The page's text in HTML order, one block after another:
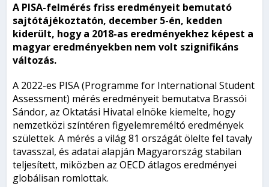
A PISA-felmérés friss eredményeit bemutató
sajtótájékoztatón, december 5-én, kedden
kiderült, hogy a 2018-as eredményekhez képest a
magyar eredményekben nem volt szignifikáns
változás.
A 2022-es PISA (Programme for International Student
Assessment) mérés eredményeit bemutatva Brassói
Sándor, az Oktatási Hivatal elnöke kiemelte, hogy
nemzetközi színtéren figyelemreméltó eredmények
születtek. A mérés a világ 81 országát ölelte fel tavaly
tavasszal, és adatai alapján Magyarország stabilan
teljesített, miközben az OECD átlagos eredményei
globálisan romlottak.